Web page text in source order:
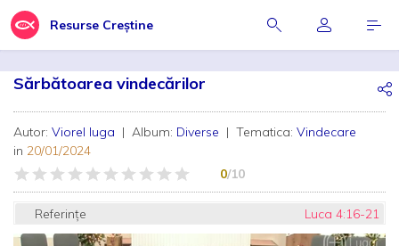
Resurse Creștine
Sărbătoarea vindecărilor
Autor: Viorel Iuga | Album: Diverse | Tematica: Vindecare
in 20/01/2024
0/10
Referințe Luca 4:16-21